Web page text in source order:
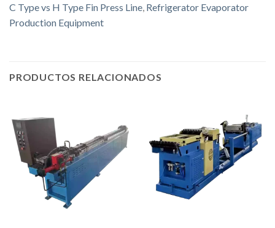
C Type vs H Type Fin Press Line, Refrigerator Evaporator
Production Equipment
PRODUCTOS RELACIONADOS